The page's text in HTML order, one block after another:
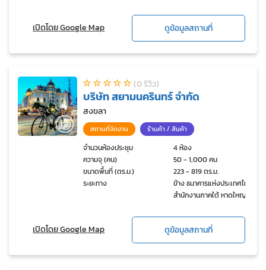
เปิดโดย Google Map ดูข้อมูลสถานที่
(0 รีวิว)
บริษัท สยามนครินทร์ จำกัด
สงขลา
สถานที่จัดงาน ร้านค้า / สินค้า
จำนวนห้องประชุม
4 ห้อง
ความจุ (คน)
50 - 1,000 คน
ขนาดพื้นที่ (ตร.ม.)
223 - 819 ตร.ม.
ระยะทาง
ข้าง ธนาคารแห่งประเทศไทย
สำนักงานภาคใต้ หาดใหญ่
เปิดโดย Google Map ดูข้อมูลสถานที่